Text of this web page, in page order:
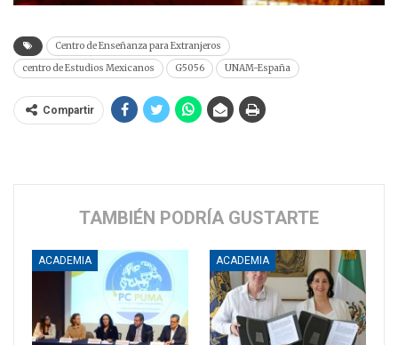
Centro de Enseñanza para Extranjeros
centro de Estudios Mexicanos
G5056 UNAM-España
Compartir
TAMBIÉN PODRÍA GUSTARTE
ACADEMIA ACADEMIA